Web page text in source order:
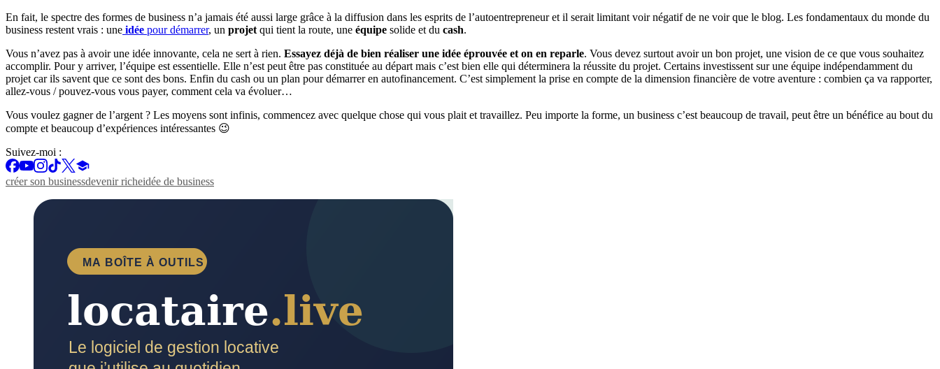
En fait, le spectre des formes de business n’a jamais été aussi large grâce à la diffusion dans les esprits de l’autoentrepreneur et il serait limitant voir négatif de ne voir que le blog. Les fondamentaux du monde du
business restent vrais : une idée pour démarrer, un projet qui tient la route, une équipe solide et du cash.
Vous n’avez pas à avoir une idée innovante, cela ne sert à rien. Essayez déjà de bien réaliser une idée éprouvée et on en reparle. Vous devez surtout avoir un bon projet, une vision de ce que vous souhaitez
accomplir. Pour y arriver, l’équipe est essentielle. Elle n’est peut être pas constituée au départ mais c’est bien elle qui déterminera la réussite du projet. Certains investissent sur une équipe indépendamment du
projet car ils savent que ce sont des bons. Enfin du cash ou un plan pour démarrer en autofinancement. C’est simplement la prise en compte de la dimension financière de votre aventure : combien ça va rapporter,
allez-vous / pouvez-vous vous payer, comment cela va évoluer…
Vous voulez gagner de l’argent ? Les moyens sont infinis, commencez avec quelque chose qui vous plait et travaillez. Peu importe la forme, un business c’est beaucoup de travail, peut être un bénéfice au bout du
compte et beaucoup d’expériences intéressantes 😉
Suivez-moi :
créer son businessdevenir richeidée de business